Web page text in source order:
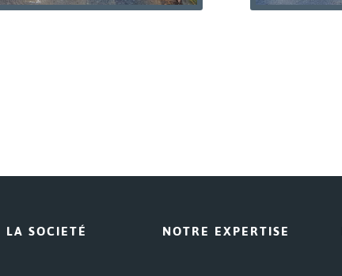
LA SOCIETÉ NOTRE EXPERTISE